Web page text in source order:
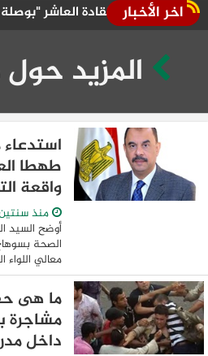
اخر الأخبار
العاشر "بوصلة 360°"
المزيد
طهطا
واقعة
منذ
أوضح السيد
الصحة
معالي اللواء
محافظه
في واقعة
...
ما هى
مشاجرة
داخل